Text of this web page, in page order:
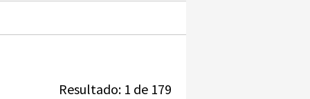
Resultado: 1 de 179